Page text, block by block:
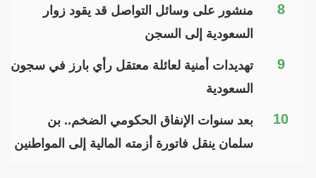
8
منشور على وسائل التواصل قد يقود زوار
السعودية إلى السجن
9
تهديدات أمنية لعائلة معتقل رأي بارز في سجون
السعودية
10
بعد سنوات الإنفاق الحكومي الضخم.. بن
سلمان ينقل فاتورة أزمته المالية إلى المواطنين